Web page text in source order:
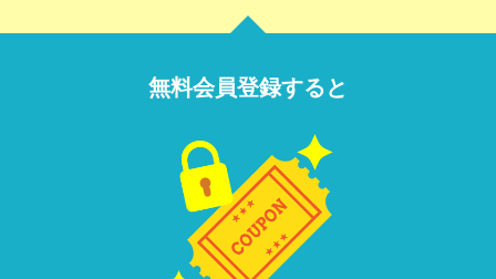
無料会員登録すると